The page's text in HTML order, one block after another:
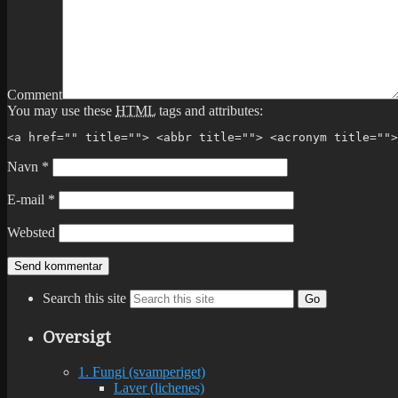
Comment
You may use these HTML tags and attributes:
<a href="" title=""> <abbr title=""> <acronym title="">
Navn *
E-mail *
Websted
Search this site Go
Oversigt
1. Fungi (svamperiget)
Laver (lichenes)